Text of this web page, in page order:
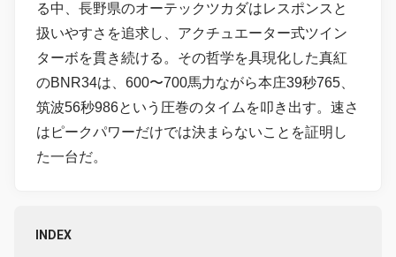
る中、長野県のオーテックツカダはレスポンスと
扱いやすさを追求し、アクチュエーター式ツイン
ターボを貫き続ける。その哲学を具現化した真紅
のBNR34は、600〜700馬力ながら本庄39秒765、
筑波56秒986という圧巻のタイムを叩き出す。速さ
はピークパワーだけでは決まらないことを証明し
た一台だ。
INDEX